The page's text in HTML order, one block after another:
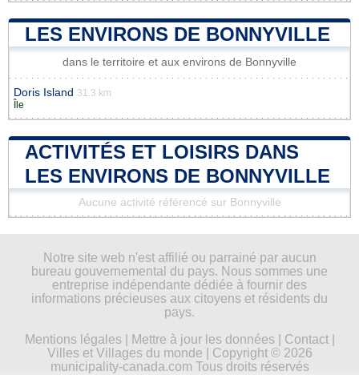
LES ENVIRONS DE BONNYVILLE
dans le territoire et aux environs de Bonnyville
Doris Island 31.3 km
Île
ACTIVITÉS ET LOISIRS DANS
LES ENVIRONS DE BONNYVILLE
Aucune activité référencé sur Bonnyville
Notre site web n'est affilié ou parrainé par aucun
bureau gouvernemental du pays. Nous sommes une
entreprise indépendante dédiée à fournir des
informations précieuses aux citoyens et résidents du
pays.
Mentions légales| Mettre à jour les données| Contact|
Villes et Villages du monde | Copyright © 2026
municipality-canada.com Tous droits réservés